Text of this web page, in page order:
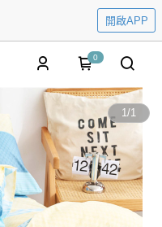
開啟APP
0
1/1